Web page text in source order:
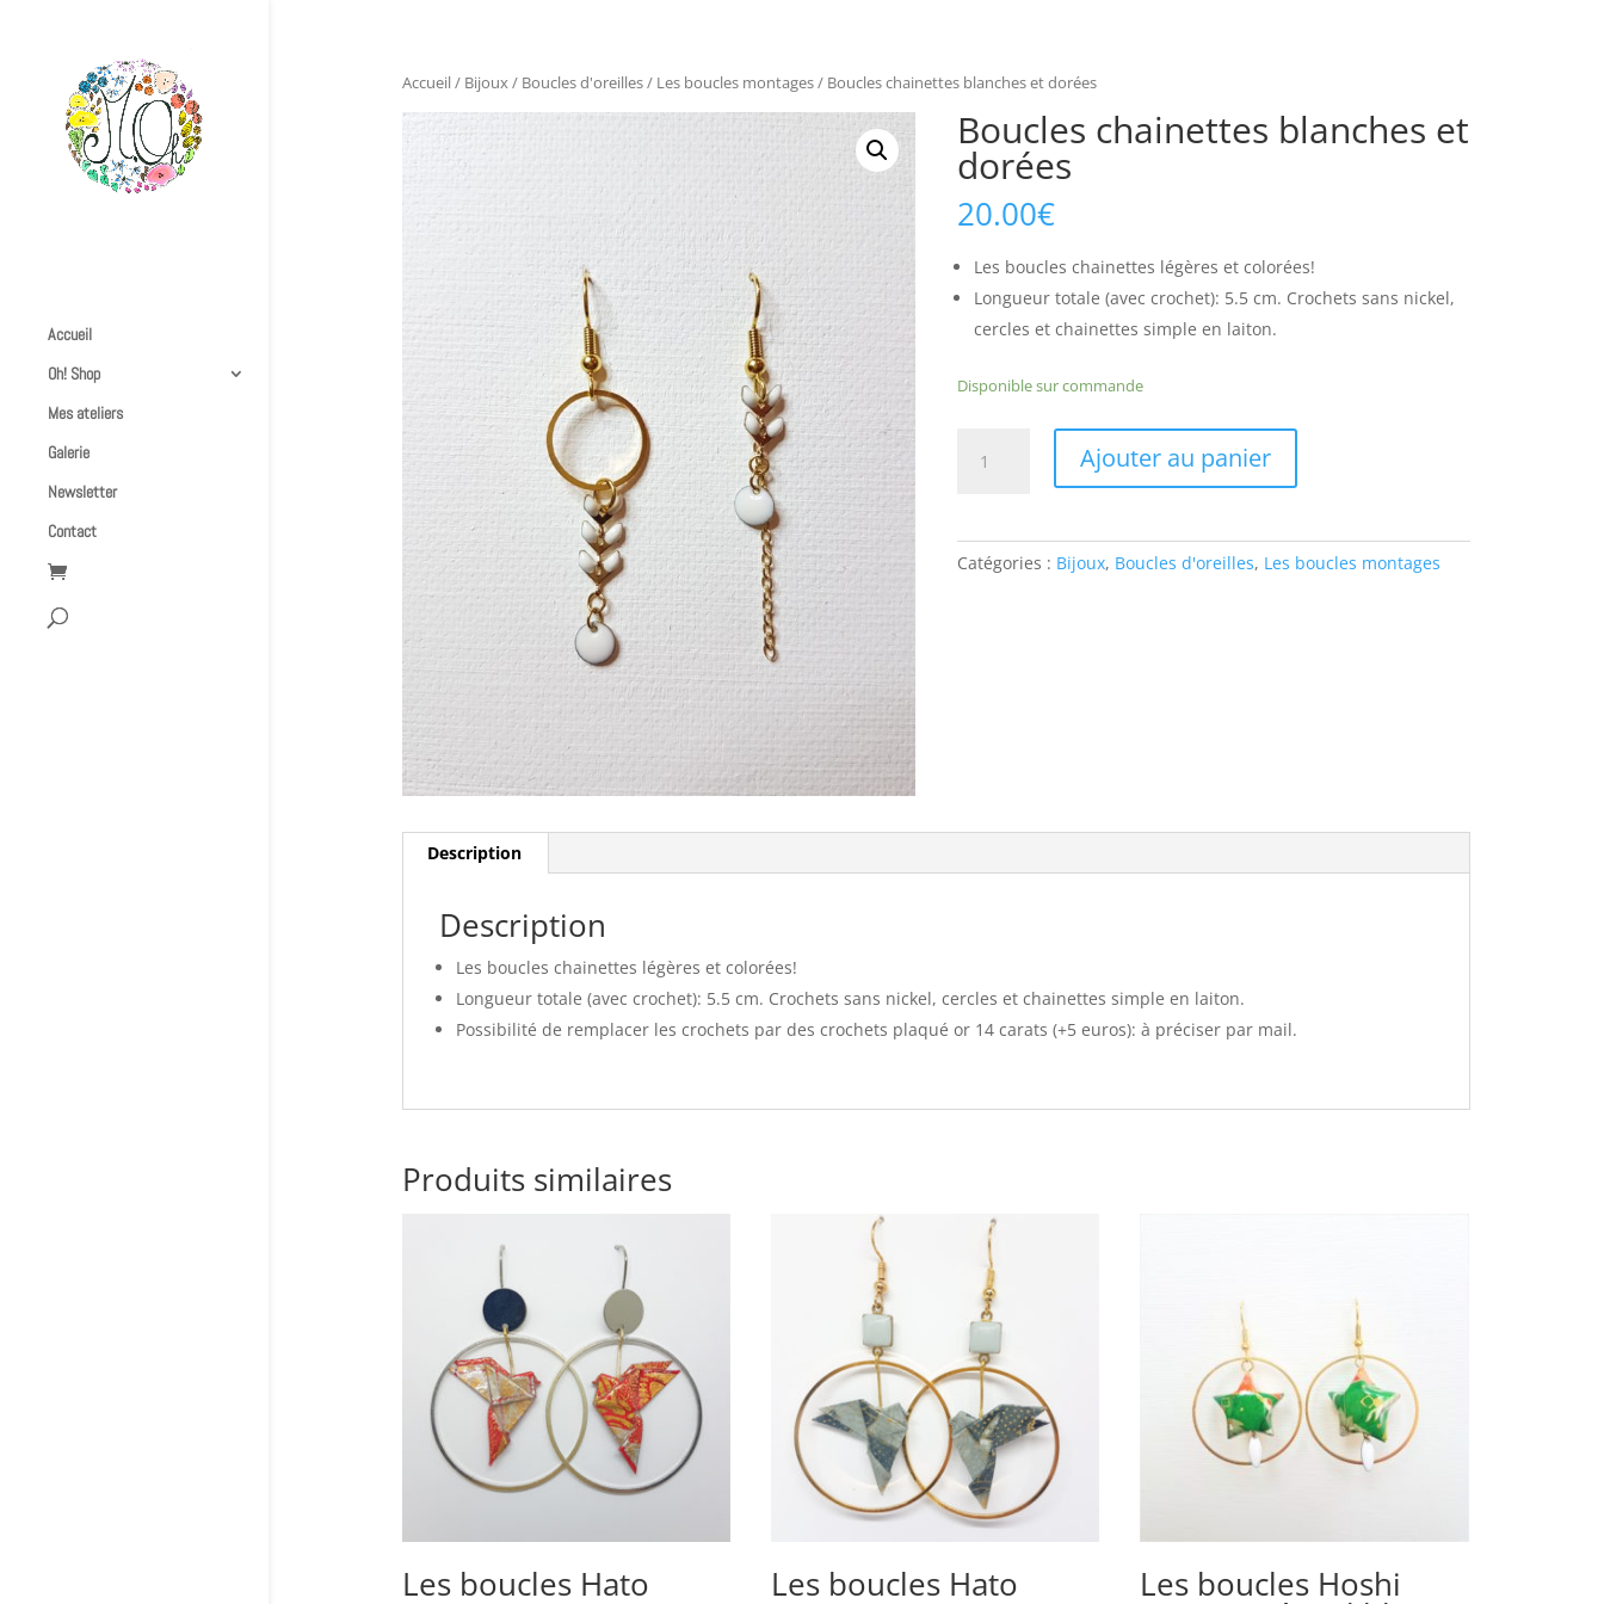
Accueil
Oh! Shop
Mes ateliers
Galerie
Newsletter
Contact
Accueil/ Bijoux/ Boucles d'oreilles/ Les boucles montages/ Boucles chainettes blanches et dorées
Boucles chainettes blanches et
dorées
20.00€
Les boucles chainettes légères et colorées!
Longueur totale (avec crochet): 5.5 cm. Crochets sans nickel,
cercles et chainettes simple en laiton.
Disponible sur commande
blanches
Ajouter au panier
Catégories : Bijoux, Boucles d'oreilles, Les boucles montages
Description
Description
Les boucles chainettes légères et colorées!
Longueur totale (avec crochet): 5.5 cm. Crochets sans nickel, cercles et chainettes simple en laiton.
Possibilité de remplacer les crochets par des crochets plaqué or 14 carats (+5 euros): à préciser par mail.
Produits similaires
Les boucles Hato Les boucles Hato Les boucles Hoshi